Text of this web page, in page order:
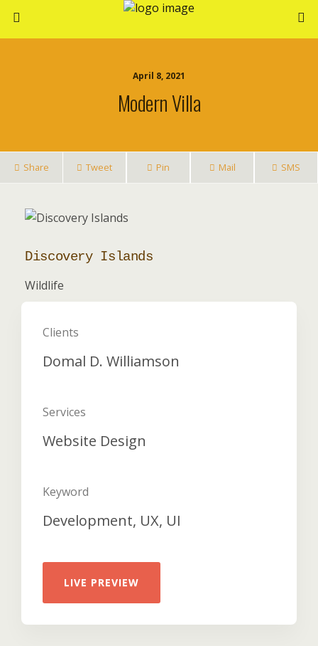
April 8, 2021
Modern Villa
Share Tweet Pin Mail SMS
Discovery Islands
Wildlife
Clients
Domal D. Williamson
Services
Website Design
Keyword
Development, UX, UI
LIVE PREVIEW